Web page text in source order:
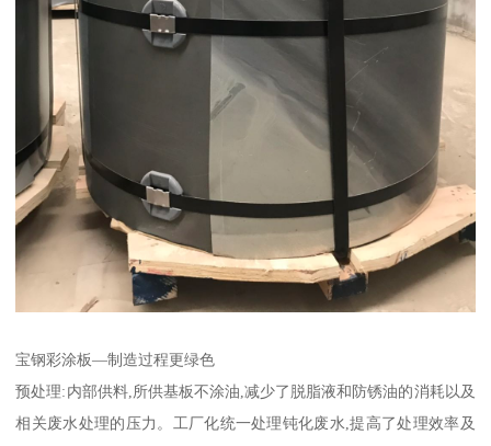
宝钢彩涂板—制造过程更绿色
预处理:内部供料,所供基板不涂油,减少了脱脂液和防锈油的消耗以及
相关废水处理的压力。工厂化统一处理钝化废水,提高了处理效率及